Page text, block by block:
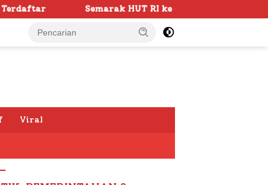
HUT RI ke -81 di Sumenep Dimulai, Bupati Fauzi Awali
Viral